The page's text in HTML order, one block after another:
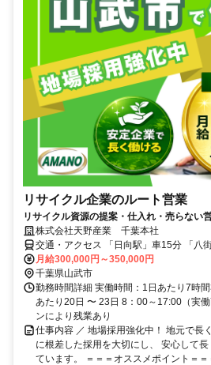
リサイクル企業のルート営業
リサイクル資源の提案・仕入れ・売らない
株式会社天野産業 千葉本社
交通・アクセス 「日向駅」車15分 「八
月給300,000円～350,000円
千葉県山武市
勤務時間詳細 実働時間：1日あたり7時
あたり20日 〜 23日 8：00～17:00（実
ンにより残業あり
仕事内容 ／ 地場採用強化中！ 地元で長
に根差した採用を大切にし、 安心して
ています。 ＝＝＝オススメポイント